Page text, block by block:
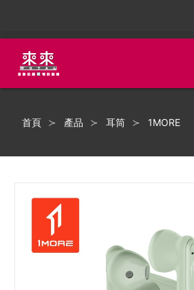
首頁 產品 耳筒 1MORE